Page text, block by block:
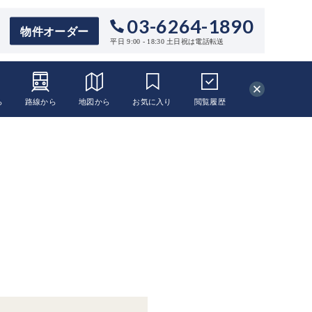
物件オーダー 03-6264-1890
平日 9:00 - 18:30 土日祝は電話転送
路線から 地図から お気に入り 閲覧履歴